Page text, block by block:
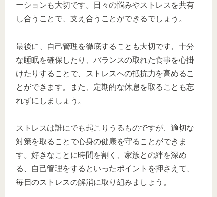
ーションも大切です。日々の悩みやストレスを共有
し合うことで、支え合うことができるでしょう。
最後に、自己管理を徹底することも大切です。十分
な睡眠を確保したり、バランスの取れた食事を心掛
けたりすることで、ストレスへの抵抗力を高めるこ
とができます。また、定期的な休息を取ることも忘
れずにしましょう。
ストレスは誰にでも起こりうるものですが、適切な
対策を取ることで心身の健康を守ることができま
す。好きなことに時間を割く、家族との絆を深め
る、自己管理をするといったポイントを押さえて、
毎日のストレスの解消に取り組みましょう。